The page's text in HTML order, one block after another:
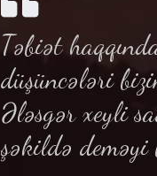
Təbiət
düşüncələri
Ələsgər xeyli
şəkildə deməyi